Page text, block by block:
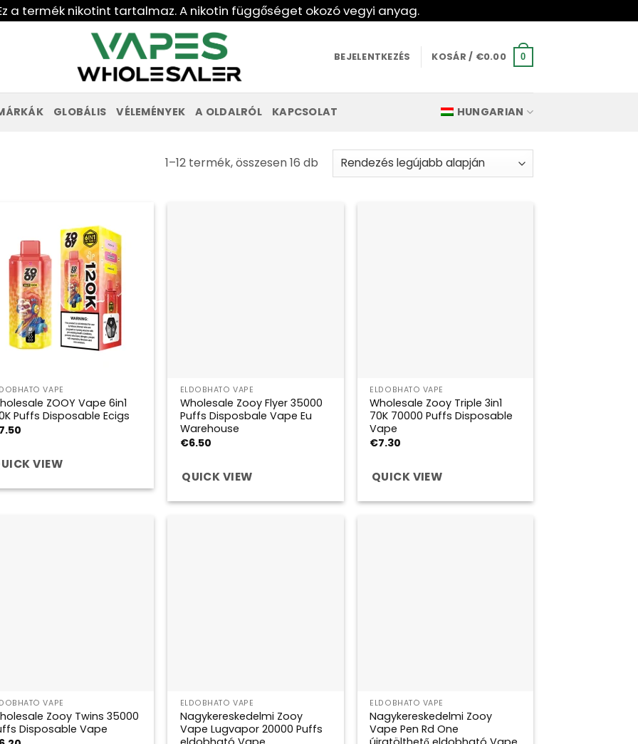
Ez a termék nikotint tartalmaz. A nikotin függőséget okozó vegyi anyag.
BEJELENTKEZÉS KOSÁR / €0.00 0
GLOBÁLIS VÉLEMÉNYEK A OLDALRÓL KAPCSOLAT HUNGARIAN
1–12 termék, összesen 16 dbLegújabb
szerint
VAPE
ZOOY Vape 6in1
Puffs Disposable Ecigs
7.50
VIEW
ELDOBHATÓ VAPE
Wholesale Zooy Flyer 35000
Puffs Disposbale Vape Eu
Warehouse
€6.50
QUICK VIEW
ELDOBHATÓ VAPE
Wholesale Zooy Triple 3in1
70K 70000 Puffs Disposable
Vape
€7.30
QUICK VIEW
VAPE
Zooy Twins 35000
Disposable Vape
ELDOBHATÓ VAPE
Nagykereskedelmi Zooy
Vape Lugvapor 20000 Puffs
ELDOBHATÓ VAPE
Nagykereskedelmi Zooy
Vape Pen Rd One